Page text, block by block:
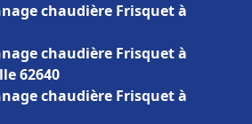
chaudière Frisquet à
chaudière Frisquet à
62640
chaudière Frisquet à